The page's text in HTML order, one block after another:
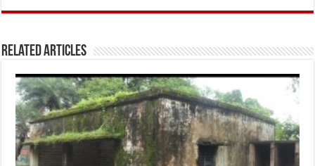
ce
o
o
k
it
r
at
A
p
p
ai ar
Related Articles